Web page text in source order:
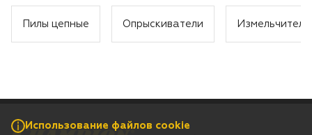
Пилы цепные Опрыскиватели Измельчители
Использование файлов cookie